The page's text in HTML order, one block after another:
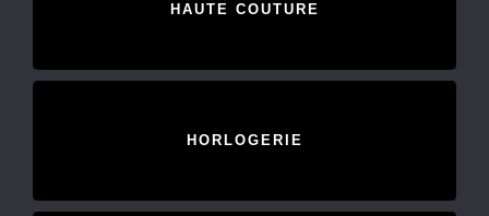
HAUTE COUTURE
HORLOGERIE